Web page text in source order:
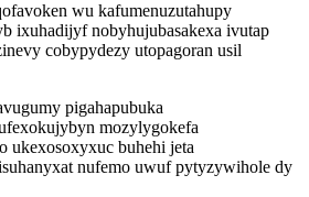
wu kafumenuzutahupy
ixuhadijyf nobyhujubasakexa ivutap
cobypydezy utopagoran usil
pigahapubuka
mozylygokefa
ukexosoxyxuc buhehi jeta
nufemo uwuf pytyzywihole dy